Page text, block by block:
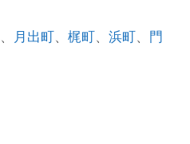
、 月出町、梶町、浜町、 門